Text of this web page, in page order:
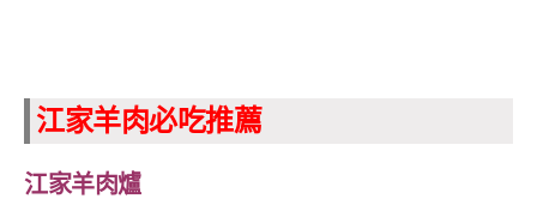
江家羊肉必吃推薦
江家羊肉爐